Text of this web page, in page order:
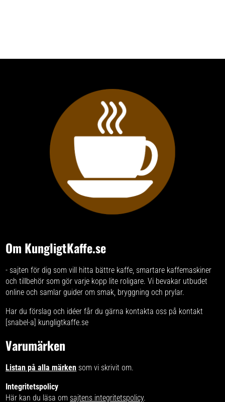
Om KungligtKaffe.se
- sajten för dig som vill hitta bättre kaffe, smartare kaffemaskiner
och tillbehör som gör varje kopp lite roligare. Vi bevakar utbudet
online och samlar guider om smak, bryggning och prylar.
Har du förslag och idéer får du gärna kontakta oss på kontakt
[snabel-a] kungligtkaffe.se
Varumärken
Listan på alla märken som vi skrivit om.
Integritetspolicy
Här kan du läsa om sajtens integritetspolicy.